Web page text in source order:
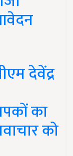
देवेंद्र
का
को